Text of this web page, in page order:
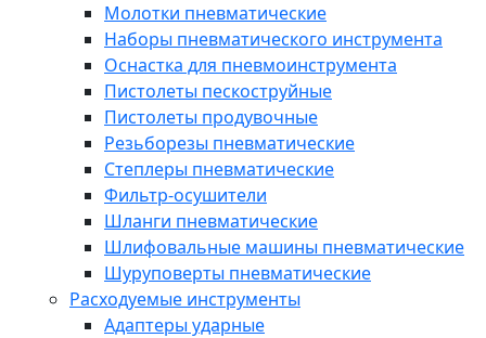
Молотки пневматические
Наборы пневматического инструмента
Оснастка для пневмоинструмента
Пистолеты пескоструйные
Пистолеты продувочные
Резьборезы пневматические
Степлеры пневматические
Фильтр-осушители
Шланги пневматические
Шлифовальные машины пневматические
Шуруповерты пневматические
Расходуемые инструменты
Адаптеры ударные